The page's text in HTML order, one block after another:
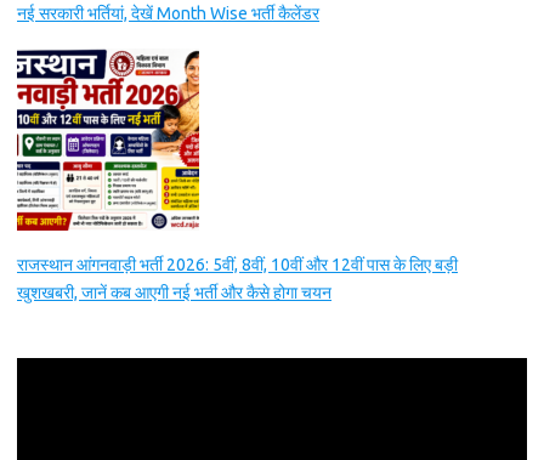
नई सरकारी भर्तियां, देखें Month Wise भर्ती कैलेंडर
राजस्थान आंगनवाड़ी भर्ती 2026: 5वीं, 8वीं, 10वीं और 12वीं पास के लिए बड़ी
खुशखबरी, जानें कब आएगी नई भर्ती और कैसे होगा चयन